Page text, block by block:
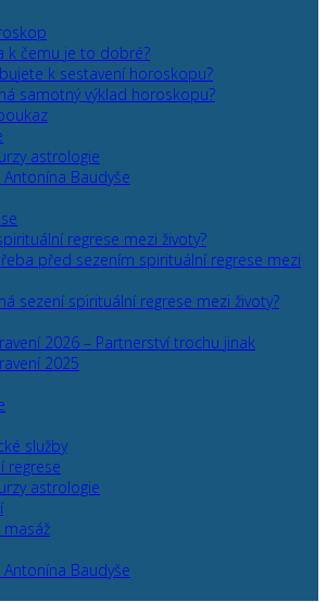
k čemu je to dobré?
k sestavení horoskopu?
samotný výklad horoskopu?
astrologie
Antonína Baudyše
regrese mezi životy?
před sezením spirituální regrese mezi
sezení spirituální regrese mezi životy?
2026 – Partnerství trochu jinak
2025
služby
regrese
astrologie
masáž
Antonína Baudyše